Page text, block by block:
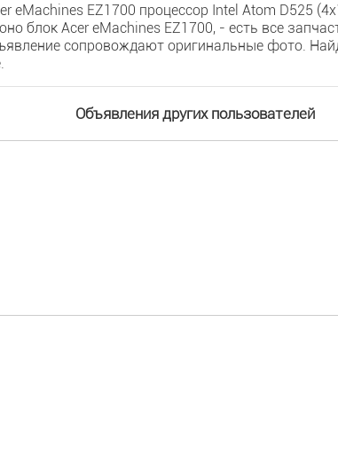
eMachines EZ1700 процессор Intel Atom D525
блок Acer eMachines EZ1700, - есть все
сопровождают оригинальные фото.
Объявления других пользователей